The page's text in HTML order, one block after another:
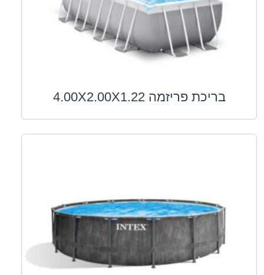
בריכת פריזמה 4.00X2.00X1.22